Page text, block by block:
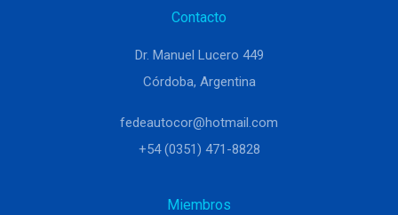
Contacto
Dr. Manuel Lucero 449
Córdoba, Argentina
fedeautocor@hotmail.com
+54 (0351) 471-8828
Miembros